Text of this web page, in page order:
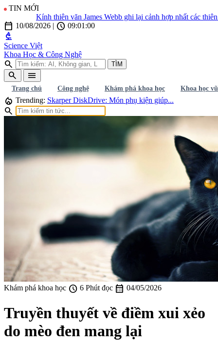
TIN MỚI
Kính thiên văn James Webb ghi lại cảnh hợp nhất các thiên hà
calendar_today 10/08/2026 | schedule 09:01:02
biotech
Science Việt
Khoa Học & Công Nghệ
search TÌM
search menu
Trang chủ Công nghệ Khám phá khoa học Khoa học
local_fire_department Trending: Skarper DiskDrive: Món phụ kiện giúp...
search
Khám phá khoa học schedule 6 Phút đọc calendar_month 04/05/2026
Truyền thuyết về điềm xui xẻo
do mèo đen mang lại